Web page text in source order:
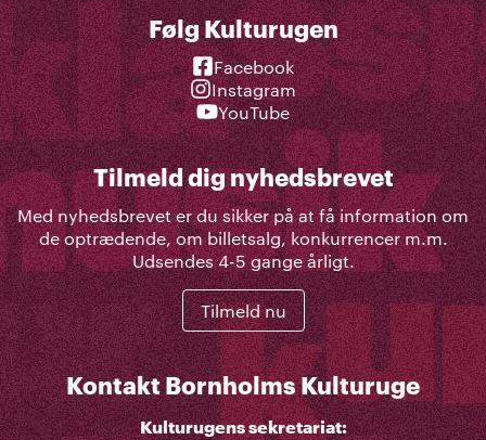
Følg Kulturugen
Facebook
Instagram
YouTube
Tilmeld dig nyhedsbrevet
Med nyhedsbrevet er du sikker på at få information om
de optrædende, om billetsalg, konkurrencer m.m.
Udsendes 4-5 gange årligt.
Tilmeld nu
Kontakt Bornholms Kulturuge
Kulturugens sekretariat: